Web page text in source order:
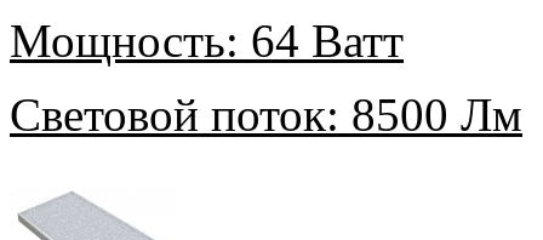
Мощность: 64 Ватт
Световой поток: 8500 Лм